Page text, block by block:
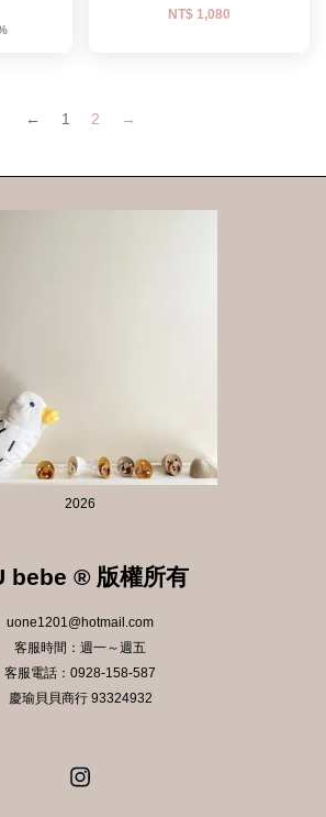
NT$ 1,080
← 1 2 →
2026
bebe ® 版權所有
uone1201@hotmail.com
客服時間：週一～週五
客服電話：0928-158-587
慶瑜貝貝商行 93324932